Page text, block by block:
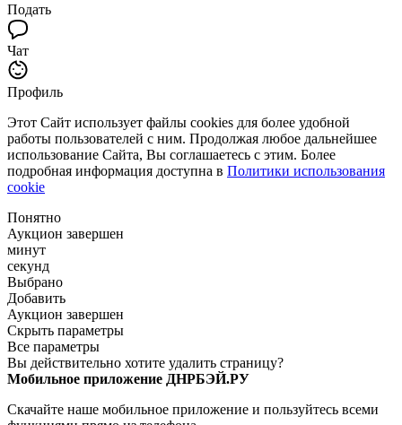
Подать
Чат
Профиль
Этот Сайт использует файлы cookies для более удобной
работы пользователей с ним. Продолжая любое дальнейшее
использование Сайта, Вы соглашаетесь с этим. Более
подробная информация доступна в Политики использования
cookie
Понятно
Аукцион завершен
минут
секунд
Выбрано
Добавить
Аукцион завершен
Скрыть параметры
Все параметры
Вы действительно хотите удалить страницу?
Мобильное приложение ДНРБЭЙ.РУ
Скачайте наше мобильное приложение и пользуйтесь всеми